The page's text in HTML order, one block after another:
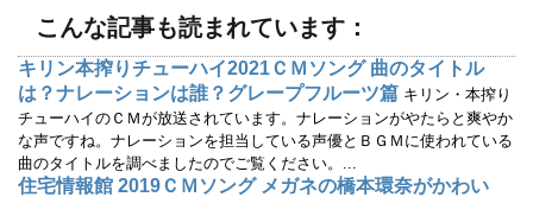
ま
す
い
ウ
ィ
ン
ド
ウ
で
開
き
ま
す
)
こんな記事も読まれています：
キリン本搾りチューハイ2021ＣＭソング 曲のタイトル
は？ナレーションは誰？グレープフルーツ篇 キリン・本搾り
チューハイのＣＭが放送されています。ナレーションがやたらと爽やか
な声ですね。ナレーションを担当している声優とＢＧＭに使われている
曲のタイトルを調べましたのでご覧ください。...
住宅情報館 2019ＣＭソング メガネの橋本環奈がかわい